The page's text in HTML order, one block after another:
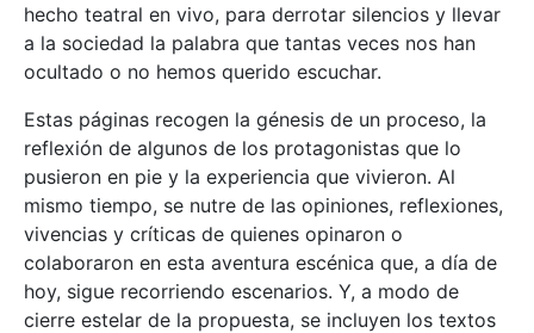
hecho teatral en vivo, para derrotar silencios y llevar
a la sociedad la palabra que tantas veces nos han
ocultado o no hemos querido escuchar.
Estas páginas recogen la génesis de un proceso, la
reflexión de algunos de los protagonistas que lo
pusieron en pie y la experiencia que vivieron. Al
mismo tiempo, se nutre de las opiniones, reflexiones,
vivencias y críticas de quienes opinaron o
colaboraron en esta aventura escénica que, a día de
hoy, sigue recorriendo escenarios. Y, a modo de
cierre estelar de la propuesta, se incluyen los textos